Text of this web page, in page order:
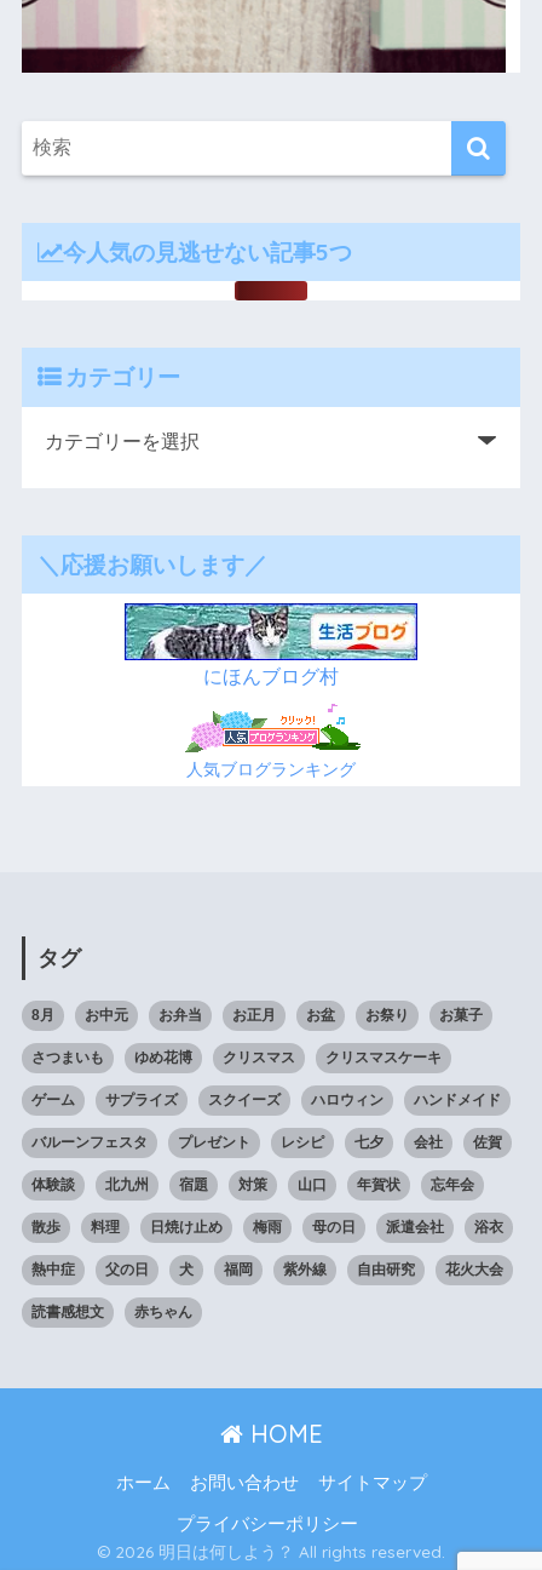
今人気の見逃せない記事5つ
カテゴリー
＼応援お願いします／
にほんブログ村
人気ブログランキング
タグ
8月 お中元 お弁当 お正月 お盆 お祭り お菓子
さつまいも ゆめ花博 クリスマス クリスマスケーキ
ゲーム サプライズ スクイーズ ハロウィン ハンドメイド
バルーンフェスタ プレゼント レシピ 七夕 会社 佐賀
体験談 北九州 宿題 対策 山口 年賀状 忘年会
散歩 料理 日焼け止め 梅雨 母の日 派遣会社 浴衣
熱中症 父の日 犬 福岡 紫外線 自由研究 花火大会
読書感想文 赤ちゃん
HOME
ホーム お問い合わせ サイトマップ
プライバシーポリシー
© 2026 明日は何しよう？ All rights reserved.